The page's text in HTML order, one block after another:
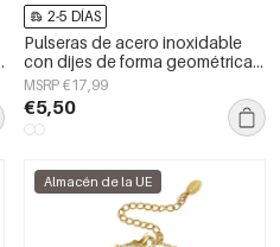
2-5 DÍAS
Pulseras de acero inoxidable
con dijes de forma geométrica,
sencillas, de la serie Daily
Simple, joyería para mujer.
MSRP €17,99
€5,50
Almacén de la UE